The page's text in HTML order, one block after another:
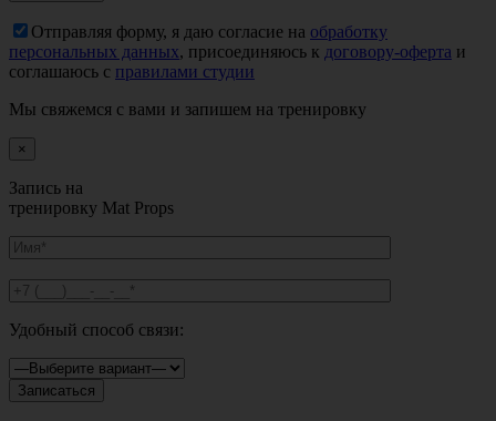
Отправляя форму, я даю согласие на обработку
персональных данных, присоединяюсь к договору-оферта и
соглашаюсь с правилами студии
Мы свяжемся с вами и запишем на тренировку
×
Запись на
тренировку Mat Props
Удобный способ связи: